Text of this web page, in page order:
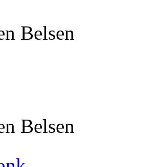
Belsen
Belsen